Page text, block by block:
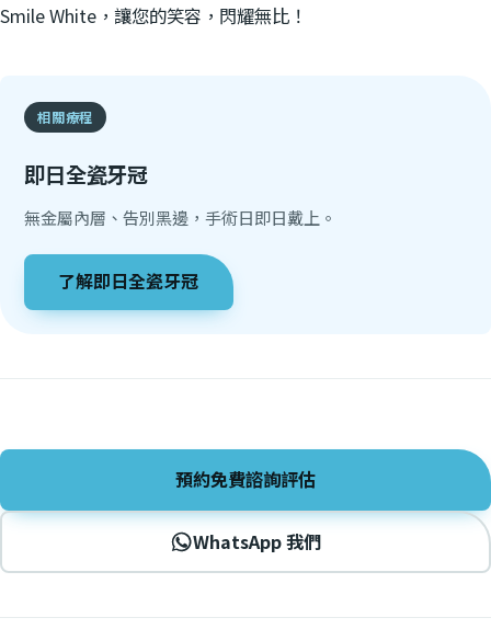
Smile White，讓您的笑容，閃耀無比！
相關療程
即日全瓷牙冠
無金屬內層、告別黑邊，手術日即日戴上。
了解即日全瓷牙冠
預約免費諮詢評估
WhatsApp 我們